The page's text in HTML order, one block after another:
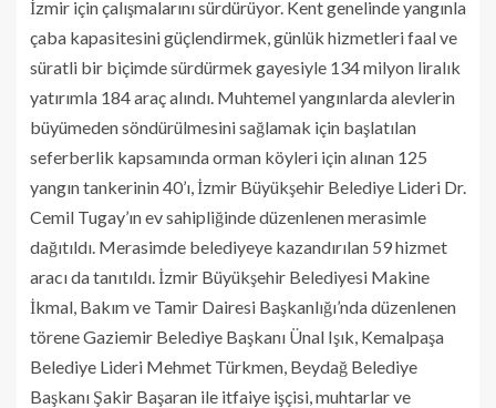
İzmir için çalışmalarını sürdürüyor. Kent genelinde yangınla
çaba kapasitesini güçlendirmek, günlük hizmetleri faal ve
süratli bir biçimde sürdürmek gayesiyle 134 milyon liralık
yatırımla 184 araç alındı. Muhtemel yangınlarda alevlerin
büyümeden söndürülmesini sağlamak için başlatılan
seferberlik kapsamında orman köyleri için alınan 125
yangın tankerinin 40’ı, İzmir Büyükşehir Belediye Lideri Dr.
Cemil Tugay’ın ev sahipliğinde düzenlenen merasimle
dağıtıldı. Merasimde belediyeye kazandırılan 59 hizmet
aracı da tanıtıldı. İzmir Büyükşehir Belediyesi Makine
İkmal, Bakım ve Tamir Dairesi Başkanlığı’nda düzenlenen
törene Gaziemir Belediye Başkanı Ünal Işık, Kemalpaşa
Belediye Lideri Mehmet Türkmen, Beydağ Belediye
Başkanı Şakir Başaran ile itfaiye işçisi, muhtarlar ve